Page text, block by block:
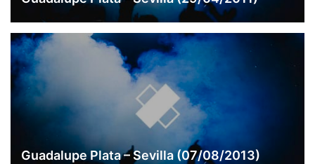
Guadalupe Plata – Sevilla (07/08/2013)